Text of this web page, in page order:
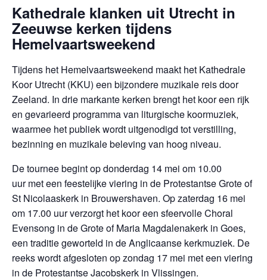
Kathedrale klanken uit Utrecht in
Zeeuwse kerken tijdens
Hemelvaartsweekend
Tijdens het Hemelvaartsweekend maakt het Kathedrale
Koor Utrecht (KKU) een bijzondere muzikale reis door
Zeeland. In drie markante kerken brengt het koor een rijk
en gevarieerd programma van liturgische koormuziek,
waarmee het publiek wordt uitgenodigd tot verstilling,
bezinning en muzikale beleving van hoog niveau.
De tournee begint opdonderdag 14 mei om 10.00
uurmet een feestelijke viering in de Protestantse Grote of
St Nicolaaskerk in Brouwershaven. Opzaterdag 16 mei
om 17.00 uurverzorgt het koor een sfeervolleChoral
Evensong in deGrote of Maria Magdalenakerk in Goes,
een traditie geworteld in de Anglicaanse kerkmuziek. De
reeks wordt afgesloten opzondag 17 mei met een viering
in de Protestantse Jacobskerk in Vlissingen.